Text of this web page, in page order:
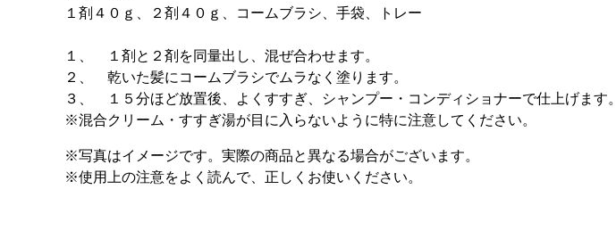
１剤４０ｇ、２剤４０ｇ、コームブラシ、手袋、トレー
１、 １剤と２剤を同量出し、混ぜ合わせます。
２、 乾いた髪にコームブラシでムラなく塗ります。
３、 １５分ほど放置後、よくすすぎ、シャンプー・コンディショナーで仕上げます。
※混合クリーム・すすぎ湯が目に入らないように特に注意してください。
※写真はイメージです。実際の商品と異なる場合がございます。
※使用上の注意をよく読んで、正しくお使いください。